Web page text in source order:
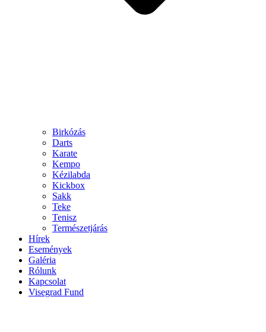
Birkózás
Darts
Karate
Kempo
Kézilabda
Kickbox
Sakk
Teke
Tenisz
Természetjárás
Hírek
Események
Galéria
Rólunk
Kapcsolat
Visegrad Fund